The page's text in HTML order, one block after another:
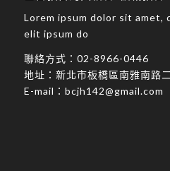
Lorem ipsum dolor sit
elit ipsum do
聯絡方式： 02-8966-0446
地址： 新北市板橋區南雅南路
E-mail： bcjh142@gmail.com